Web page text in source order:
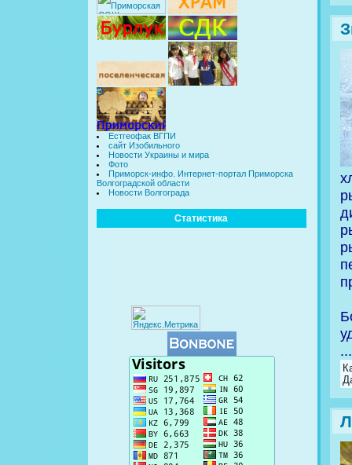
Естгеофак ВГПИ
сайт Изобильного
Новости Украины и мира
Фото
Приморск-инфо. Интернет-портал Приморска
Волгоградской области
Новости Волгограда
Статистика